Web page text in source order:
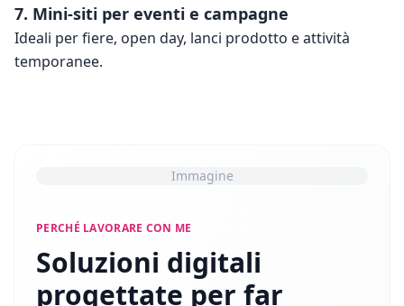
7. Mini-siti per eventi e campagne
Ideali per fiere, open day, lanci prodotto e attività
temporanee.
Immagine
PERCHÉ LAVORARE CON ME
Soluzioni digitali
progettate per far